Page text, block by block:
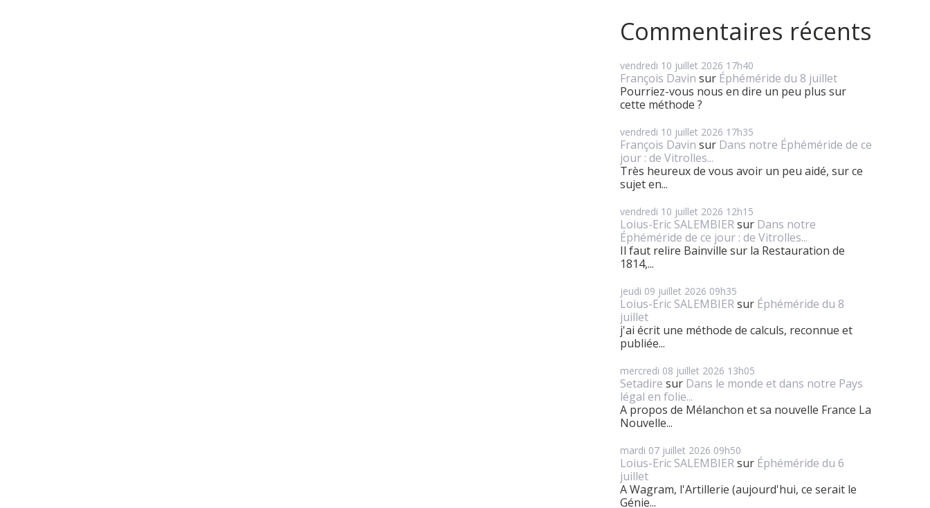
Commentaires récents
vendredi 10 juillet 2026 17h40
François Davin sur Éphéméride du 8 juillet
Pourriez-vous nous en dire un peu plus sur
cette méthode ?
vendredi 10 juillet 2026 17h35
François Davin sur Dans notre Éphéméride de ce
jour : de Vitrolles...
Très heureux de vous avoir un peu aidé, sur ce
sujet en...
vendredi 10 juillet 2026 12h15
Loius-Eric SALEMBIERsur Dans notre
Éphéméride de ce jour : de Vitrolles...
Il faut relire Bainville sur la Restauration de
1814,...
jeudi 09 juillet 2026 09h35
Loius-Eric SALEMBIERsur Éphéméride du 8
juillet
j'ai écrit une méthode de calculs, reconnue et
publiée...
mercredi 08 juillet 2026 13h05
Setadire sur Dans le monde et dans notre Pays
légal en folie...
A propos de Mélanchon et sa nouvelle France La
Nouvelle...
mardi 07 juillet 2026 09h50
Loius-Eric SALEMBIERsur Éphéméride du 6
juillet
A Wagram, l'Artillerie (aujourd'hui, ce serait le
Génie...